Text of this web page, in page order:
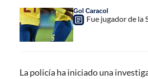
Gol Caracol
Fue jugador de la
La policía ha iniciado una